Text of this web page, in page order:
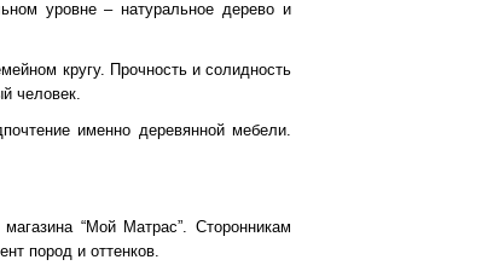
уровне – натуральное дерево и
кругу. Прочность и солидность
человек.
именно деревянной мебели.
“Мой Матрас”. Сторонникам
пород и оттенков.